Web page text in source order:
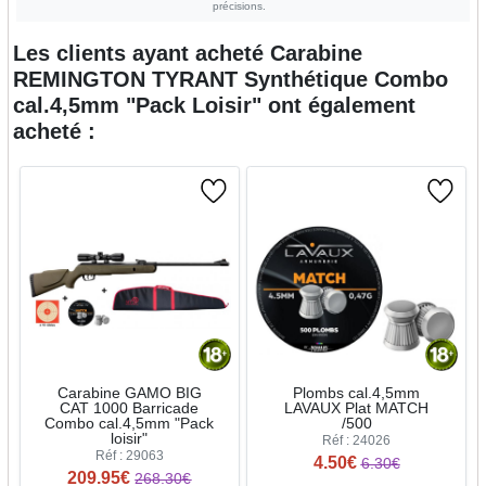
précisions.
Les clients ayant acheté Carabine
REMINGTON TYRANT Synthétique Combo
cal.4,5mm "Pack Loisir"ont également
acheté :
Carabine GAMO BIG
CAT 1000 Barricade
Combo cal.4,5mm "Pack
loisir"
Réf : 29063
209.95€ 268.30€
Plombs cal.4,5mm
LAVAUX Plat MATCH
/500
Réf : 24026
4.50€ 6.30€